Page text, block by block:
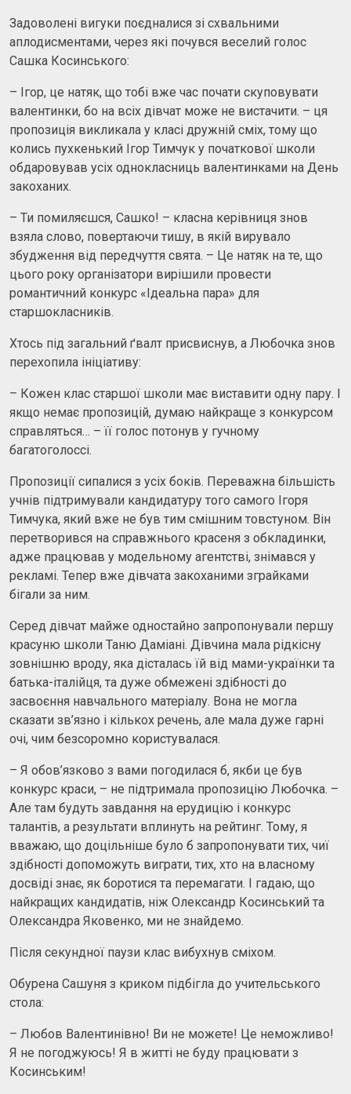
Задоволені вигуки поєдналися зі схвальними
аплодисментами, через які почувся веселий голос
Сашка Косинського:
– Ігор, це натяк, що тобі вже час почати скуповувати
валентинки, бо на всіх дівчат може не вистачити. – ця
пропозиція викликала у класі дружній сміх, тому що
колись пухкенький Ігор Тимчук у початкової школи
обдаровував усіх однокласниць валентинками на День
закоханих.
– Ти помиляєшся, Сашко! – класна керівниця знов
взяла слово, повертаючи тишу, в якій вирувало
збудження від передчуття свята. – Це натяк на те, що
цього року організатори вирішили провести
романтичний конкурс «Ідеальна пара» для
старшокласників.
Хтось під загальний ґвалт присвиснув, а Любочка знов
перехопила ініціативу:
– Кожен клас старшої школи має виставити одну пару. І
якщо немає пропозицій, думаю найкраще з конкурсом
справляться… – її голос потонув у гучному
багатоголоссі.
Пропозиції сипалися з усіх боків. Переважна більшість
учнів підтримували кандидатуру того самого Ігоря
Тимчука, який вже не був тим смішним товстуном. Він
перетворився на справжнього красеня з обкладинки,
адже працював у модельному агентстві, знімався у
рекламі. Тепер вже дівчата закоханими зграйками
бігали за ним.
Серед дівчат майже одностайно запропонували першу
красуню школи Таню Даміані. Дівчина мала рідкісну
зовнішню вроду, яка дісталась їй від мами-українки та
батька-італійця, та дуже обмежені здібності до
засвоєння навчального матеріалу. Вона не могла
сказати зв’язно і кількох речень, але мала дуже гарні
очі, чим безсоромно користувалася.
– Я обов’язково з вами погодилася б, якби це був
конкурс краси, – не підтримала пропозицію Любочка. –
Але там будуть завдання на ерудицію і конкурс
талантів, а результати вплинуть на рейтинг. Тому, я
вважаю, що доцільніше було б запропонувати тих, чиї
здібності допоможуть виграти, тих, хто на власному
досвіді знає, як боротися та перемагати. І гадаю, що
найкращих кандидатів, ніж Олександр Косинський та
Олександра Яковенко, ми не знайдемо.
Після секундної паузи клас вибухнув сміхом.
Обурена Сашуня з криком підбігла до учительського
стола:
– Любов Валентинівно! Ви не можете! Це неможливо!
Я не погоджуюсь! Я в житті не буду працювати з
Косинським!